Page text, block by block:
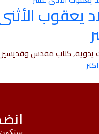
يعقوب
يدوية, كتاب مقدس
ستكون